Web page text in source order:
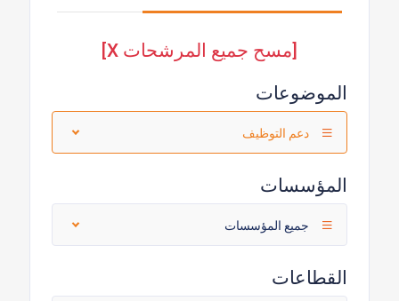
[مسح جميع المرشحات X]
الموضوعات
دعم التوظيف
المؤسسات
جميع المؤسسات
القطاعات